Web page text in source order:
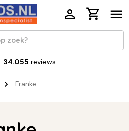
34.055 reviews
Franke